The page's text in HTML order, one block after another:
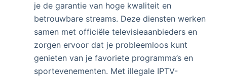
je de garantie van hoge kwaliteit en
betrouwbare streams. Deze diensten werken
samen met officiële televisieaanbieders en
zorgen ervoor dat je probleemloos kunt
genieten van je favoriete programma’s en
sportevenementen. Met illegale IPTV-